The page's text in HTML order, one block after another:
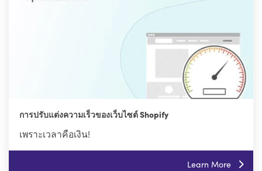
การปรับแต่งความเร็วของเว็บไซต์ Shopify
เพราะเวลาคือเงิน!
Learn More